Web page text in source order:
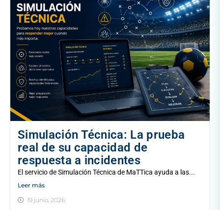
Simulación Técnica: La prueba
real de su capacidad de
respuesta a incidentes
El servicio de Simulación Técnica de MaTTica ayuda a las...
Leer más
19 junio, 2026